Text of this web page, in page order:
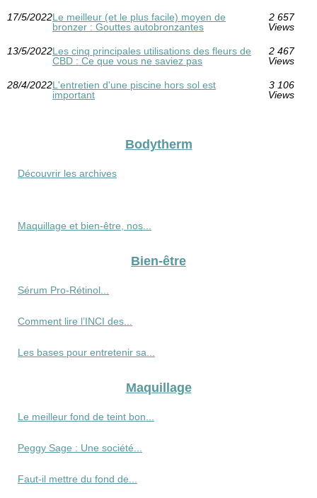
17/5/2022Le meilleur (et le plus facile) moyen de
bronzer : Gouttes autobronzantes
2 657
Views
13/5/2022Les cinq principales utilisations des fleurs de
CBD : Ce que vous ne saviez pas
2 467
Views
28/4/2022L'entretien d'une piscine hors sol est
important
3 106
Views
Bodytherm
Découvrir les archives
Maquillage et bien-être, nos...
Bien-être
Sérum Pro‑Rétinol...
Comment lire l’INCI des...
Les bases pour entretenir sa...
Maquillage
Le meilleur fond de teint bon...
Peggy Sage : Une société...
Faut-il mettre du fond de...